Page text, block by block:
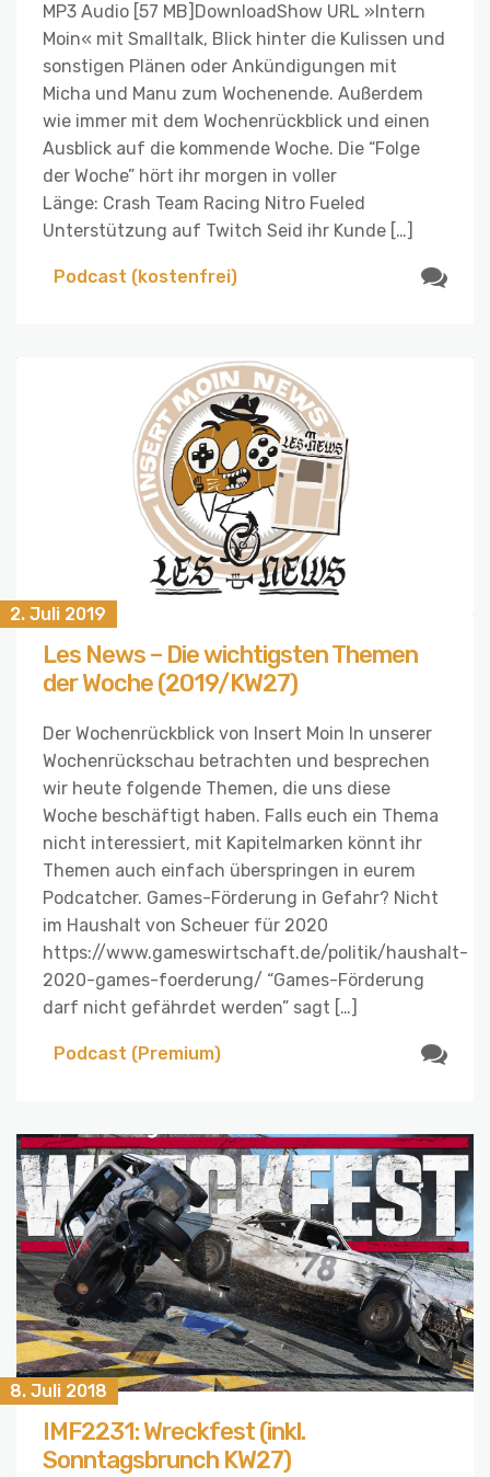
MP3 Audio [57 MB]DownloadShow URL »Intern
Moin« mit Smalltalk, Blick hinter die Kulissen und
sonstigen Plänen oder Ankündigungen mit
Micha und Manu zum Wochenende. Außerdem
wie immer mit dem Wochenrückblick und einen
Ausblick auf die kommende Woche. Die “Folge
der Woche” hört ihr morgen in voller
Länge: Crash Team Racing Nitro Fueled
Unterstützung auf Twitch Seid ihr Kunde […]
Podcast (kostenfrei)
2. Juli 2019
Les News – Die wichtigsten Themen
der Woche (2019/KW27)
Der Wochenrückblick von Insert Moin In unserer
Wochenrückschau betrachten und besprechen
wir heute folgende Themen, die uns diese
Woche beschäftigt haben. Falls euch ein Thema
nicht interessiert, mit Kapitelmarken könnt ihr
Themen auch einfach überspringen in eurem
Podcatcher. Games-Förderung in Gefahr? Nicht
im Haushalt von Scheuer für 2020
https://www.gameswirtschaft.de/politik/haushalt-
2020-games-foerderung/ “Games-Förderung
darf nicht gefährdet werden” sagt […]
Podcast (Premium)
8. Juli 2018
IMF2231: Wreckfest (inkl.
Sonntagsbrunch KW27)